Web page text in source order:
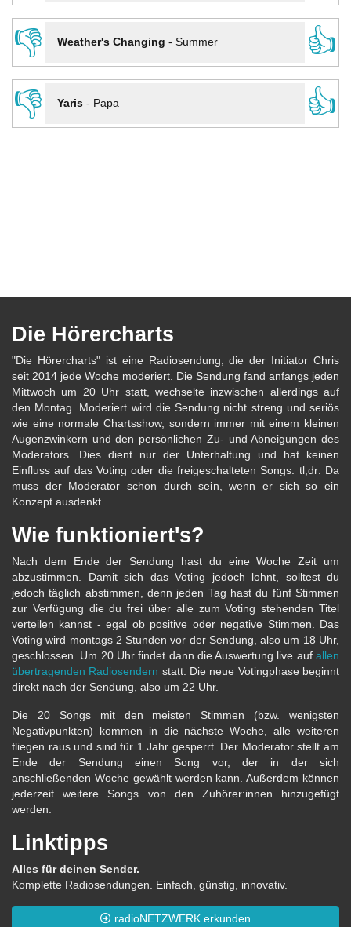
👎
Weather's Changing - Summer
👍
👎
Yaris- Papa 👍
Die Hörercharts
"Die Hörercharts" ist eine Radiosendung, die der Initiator Chris
seit 2014 jede Woche moderiert. Die Sendung fand anfangs jeden
Mittwoch um 20 Uhr statt, wechselte inzwischen allerdings auf
den Montag. Moderiert wird die Sendung nicht streng und seriös
wie eine normale Chartsshow, sondern immer mit einem kleinen
Augenzwinkern und den persönlichen Zu- und Abneigungen des
Moderators. Dies dient nur der Unterhaltung und hat keinen
Einfluss auf das Voting oder die freigeschalteten Songs. tl;dr: Da
muss der Moderator schon durch sein, wenn er sich so ein
Konzept ausdenkt.
Wie funktioniert's?
Nach dem Ende der Sendung hast du eine Woche Zeit um
abzustimmen. Damit sich das Voting jedoch lohnt, solltest du
jedoch täglich abstimmen, denn jeden Tag hast du fünf Stimmen
zur Verfügung die du frei über alle zum Voting stehenden Titel
verteilen kannst - egal ob positive oder negative Stimmen. Das
Voting wird montags 2 Stunden vor der Sendung, also um 18 Uhr,
geschlossen. Um 20 Uhr findet dann die Auswertung live auf allen
übertragenden Radiosendern statt. Die neue Votingphase beginnt
direkt nach der Sendung, also um 22 Uhr.
Die 20 Songs mit den meisten Stimmen (bzw. wenigsten
Negativpunkten) kommen in die nächste Woche, alle weiteren
fliegen raus und sind für 1 Jahr gesperrt. Der Moderator stellt am
Ende der Sendung einen Song vor, der in der sich
anschließenden Woche gewählt werden kann. Außerdem können
jederzeit weitere Songs von den Zuhörer:innen hinzugefügt
werden.
Linktipps
Alles für deinen Sender.
Komplette Radiosendungen. Einfach, günstig, innovativ.
radioNETZWERK erkunden